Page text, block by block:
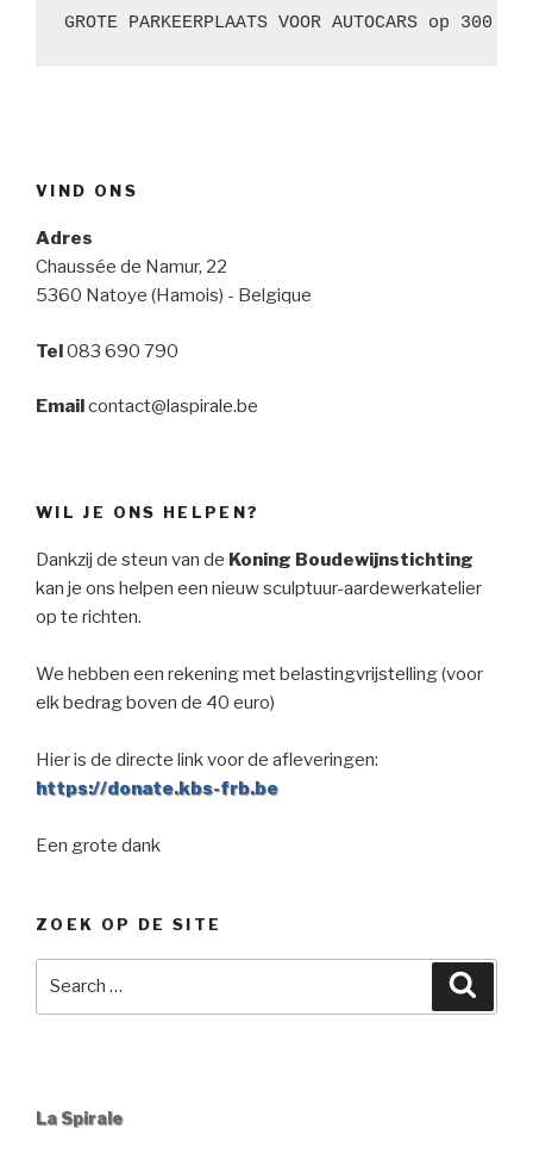
GROTE PARKEERPLAATS VOOR AUTOCARS op 300
VIND ONS
Adres
Chaussée de Namur, 22
5360 Natoye (Hamois) - Belgique
Tel083 690 790
Emailcontact@laspirale.be
WIL JE ONS HELPEN?
Dankzij de steun van de Koning Boudewijnstichting
kan je ons helpen een nieuw sculptuur-aardewerkatelier
op te richten.
We hebben een rekening met belastingvrijstelling (voor
elk bedrag boven de 40 euro)
Hier is de directe link voor de afleveringen:
https://donate.kbs-frb.be
Een grote dank
ZOEK OP DE SITE
La Spirale